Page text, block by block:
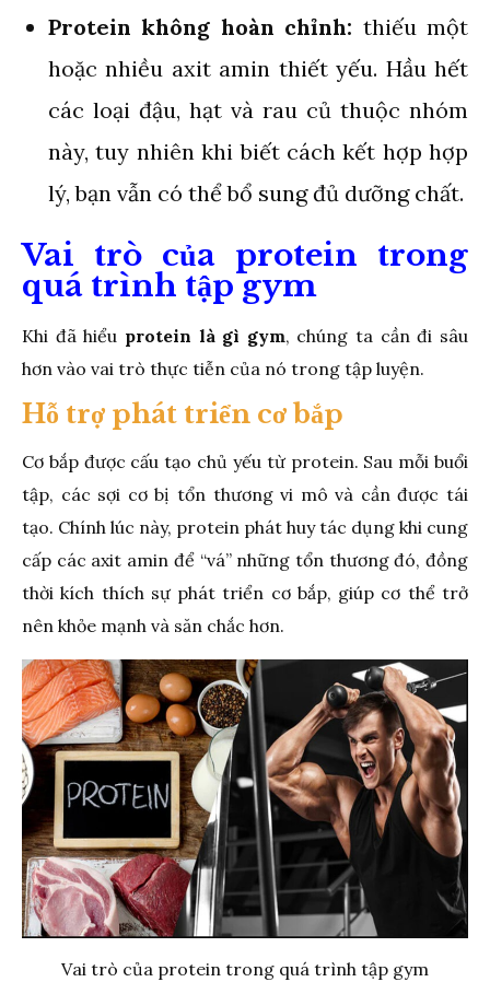
Protein không hoàn chỉnh: thiếu một
hoặc nhiều axit amin thiết yếu. Hầu hết
các loại đậu, hạt và rau củ thuộc nhóm
này, tuy nhiên khi biết cách kết hợp hợp
lý, bạn vẫn có thể bổ sung đủ dưỡng chất.
Vai trò của protein trong
quá trình tập gym
Khi đã hiểu protein là gì gym, chúng ta cần đi sâu
hơn vào vai trò thực tiễn của nó trong tập luyện.
Hỗ trợ phát triển cơ bắp
Cơ bắp được cấu tạo chủ yếu từ protein. Sau mỗi buổi
tập, các sợi cơ bị tổn thương vi mô và cần được tái
tạo. Chính lúc này, protein phát huy tác dụng khi cung
cấp các axit amin để “vá” những tổn thương đó, đồng
thời kích thích sự phát triển cơ bắp, giúp cơ thể trở
nên khỏe mạnh và săn chắc hơn.
Vai trò của protein trong quá trình tập gym